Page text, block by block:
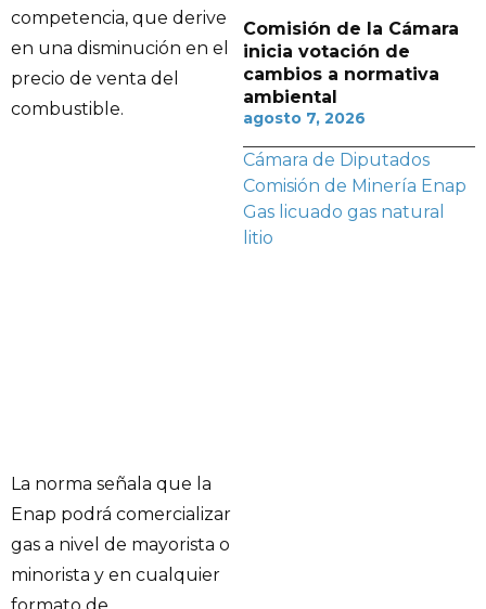
competencia, que derive
en una disminución en el
precio de venta del
combustible.
La norma señala que la
Enap podrá comercializar
gas a nivel de mayorista o
minorista y en cualquier
Comisión de la Cámara
inicia votación de
cambios a normativa
ambiental
agosto 7, 2026
Cámara de Diputados
Comisión de Minería Enap
Gas licuado gas natural
litio